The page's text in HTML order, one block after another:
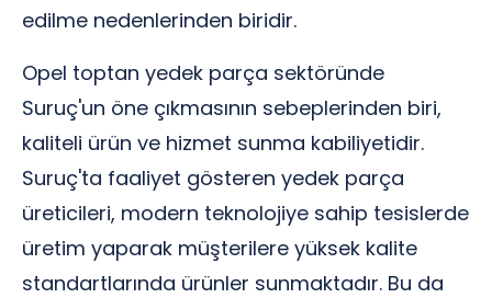
edilme nedenlerinden biridir.
Opel toptan yedek parça sektöründe
Suruç'un öne çıkmasının sebeplerinden biri,
kaliteli ürün ve hizmet sunma kabiliyetidir.
Suruç'ta faaliyet gösteren yedek parça
üreticileri, modern teknolojiye sahip tesislerde
üretim yaparak müşterilere yüksek kalite
standartlarında ürünler sunmaktadır. Bu da